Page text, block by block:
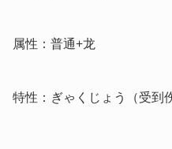
属性：普通+龙
特性：ぎゃくじょう（受到